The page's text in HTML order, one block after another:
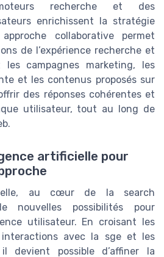
recherche et des
enrichissent la stratégie
collaborative permet
de l’expérience recherche et
les campagnes marketing, les
et les contenus proposés sur
des réponses cohérentes et
utilisateur, tout au long de
artificielle pour
au cœur de la search
nouvelles possibilités pour
utilisateur. En croisant les
interactions avec la sge et les
devient possible d’affiner la